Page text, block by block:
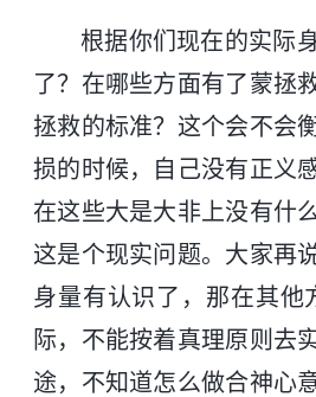
根据你们现在的实际
了？在哪些方面有了蒙拯
拯救的标准？这个会不会
损的时候，自己没有正义
在这些大是大非上没有什
这是个现实问题。大家再
身量有认识了，那在其他
际，不能按着真理原则去
途，不知道怎么做合神心